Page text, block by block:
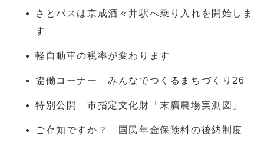
さとバスは京成酒々井駅へ乗り入れを開始しま
す
軽自動車の税率が変わります
協働コーナー みんなでつくるまちづくり26
特別公開 市指定文化財「末廣農場実測図」
ご存知ですか？ 国民年金保険料の後納制度